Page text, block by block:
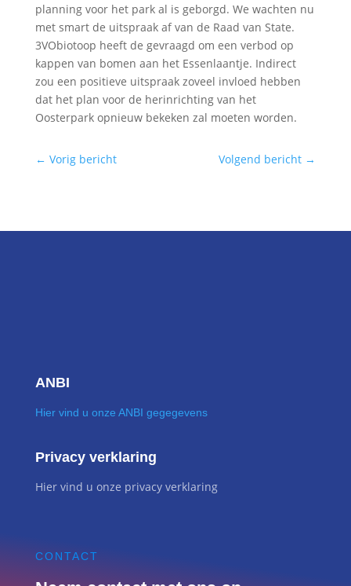
planning voor het park al is geborgd. We wachten nu
met smart de uitspraak af van de Raad van State.
3VObiotoop heeft de gevraagd om een verbod op
kappen van bomen aan het Essenlaantje. Indirect
zou een positieve uitspraak zoveel invloed hebben
dat het plan voor de herinrichting van het
Oosterpark opnieuw bekeken zal moeten worden.
← Vorig bericht Volgend bericht →
ANBI
Hier vind u onze ANBI gegegevens
Privacy verklaring
Hier vind u onze privacy verklaring
CONTACT